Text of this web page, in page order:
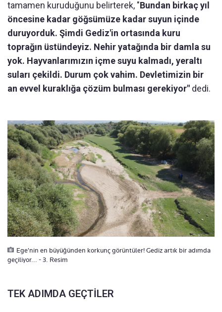
tamamen kuruduğunu belirterek, "Bundan birkaç yıl
öncesine kadar göğsümüze kadar suyun içinde
duruyorduk. Şimdi Gediz'in ortasında kuru
toprağın üstündeyiz. Nehir yatağında bir damla su
yok. Hayvanlarımızın içme suyu kalmadı, yeraltı
suları çekildi. Durum çok vahim. Devletimizin bir
an evvel kuraklığa çözüm bulması gerekiyor" dedi.
Ege'nin en büyüğünden korkunç görüntüler! Gediz artık bir adımda
geçiliyor... - 3. Resim
TEK ADIMDA GEÇTİLER